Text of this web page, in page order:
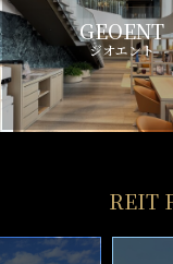
GEOENT
ジオエント
REIT